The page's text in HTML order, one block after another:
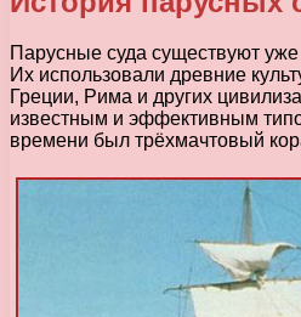
Парусные суда существуют уже
Их использовали древние
Греции, Рима и других
известным и эффективным
времени был трёхмачтовый